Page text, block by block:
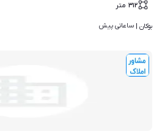
۳۱۲ متر
بوکان | ساعاتی پیش